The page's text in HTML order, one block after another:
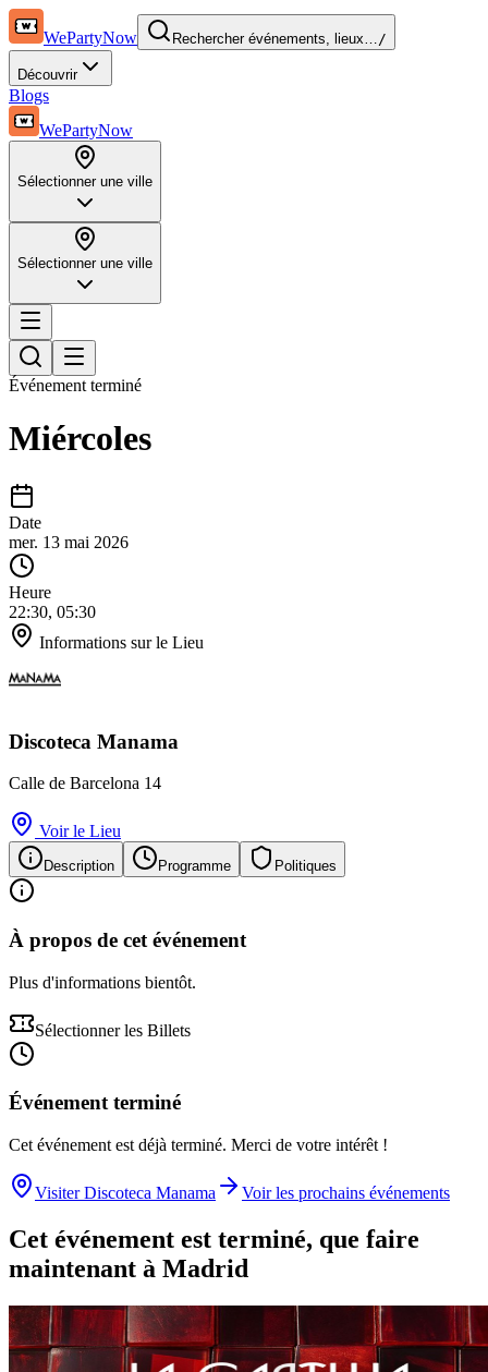
WePartyNow Rechercher événements, lieux…/
Découvrir
Blogs
WePartyNow
Sélectionner une ville
Sélectionner une ville
Événement terminé
Miércoles
Date
mer. 13 mai 2026
Heure
22:30, 05:30
Informations sur le Lieu
Discoteca Manama
Calle de Barcelona 14
Voir le Lieu
Description Programme Politiques
À propos de cet événement
Plus d'informations bientôt.
Sélectionner les Billets
Événement terminé
Cet événement est déjà terminé. Merci de votre intérêt !
Visiter Discoteca Manama Voir les prochains événements
Cet événement est terminé, que faire
maintenant à Madrid